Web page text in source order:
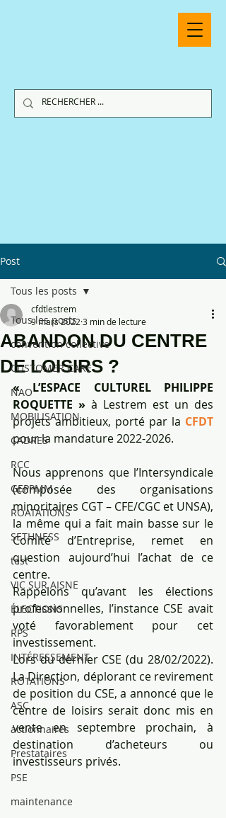
Post
Tous les posts
convention collective
CUSTOMER CARE
NAO
MOBILISATION
CADRES
RCC
GEPPMM
ROATATIONS
SETHNESS
test
VIC SUR AISNE
ÉLECTIONS
RPS
INTÉRESSEMENT
ROTATIONS
ASC
actionnaires
Prestataires
PSE
maintenance
Tous les posts
ABANDON DU CENTRE
DE LOISIRS ?
cfdtlestrem
9 mars 2022 3 min de lecture
« L’ESPACE CULTUREL PHILIPPE
ROQUETTE » à Lestrem est un des
projets ambitieux, porté par la CFDT
pour la mandature 2022-2026.
Nous apprenons que l’Intersyndicale
(composée des organisations
minoritaires CGT – CFE/CGC et UNSA),
la même qui a fait main basse sur le
Comité d’Entreprise, remet en
question aujourd’hui l’achat de ce
centre.
Rappelons qu’avant les élections
professionnelles, l’instance CSE avait
voté favorablement pour cet
investissement.
Lors du dernier CSE (du 28/02/2022).
La Direction, déplorant ce revirement
de position du CSE, a annoncé que le
centre de loisirs serait donc mis en
vente en septembre prochain, à
destination d’acheteurs ou
investisseurs privés.